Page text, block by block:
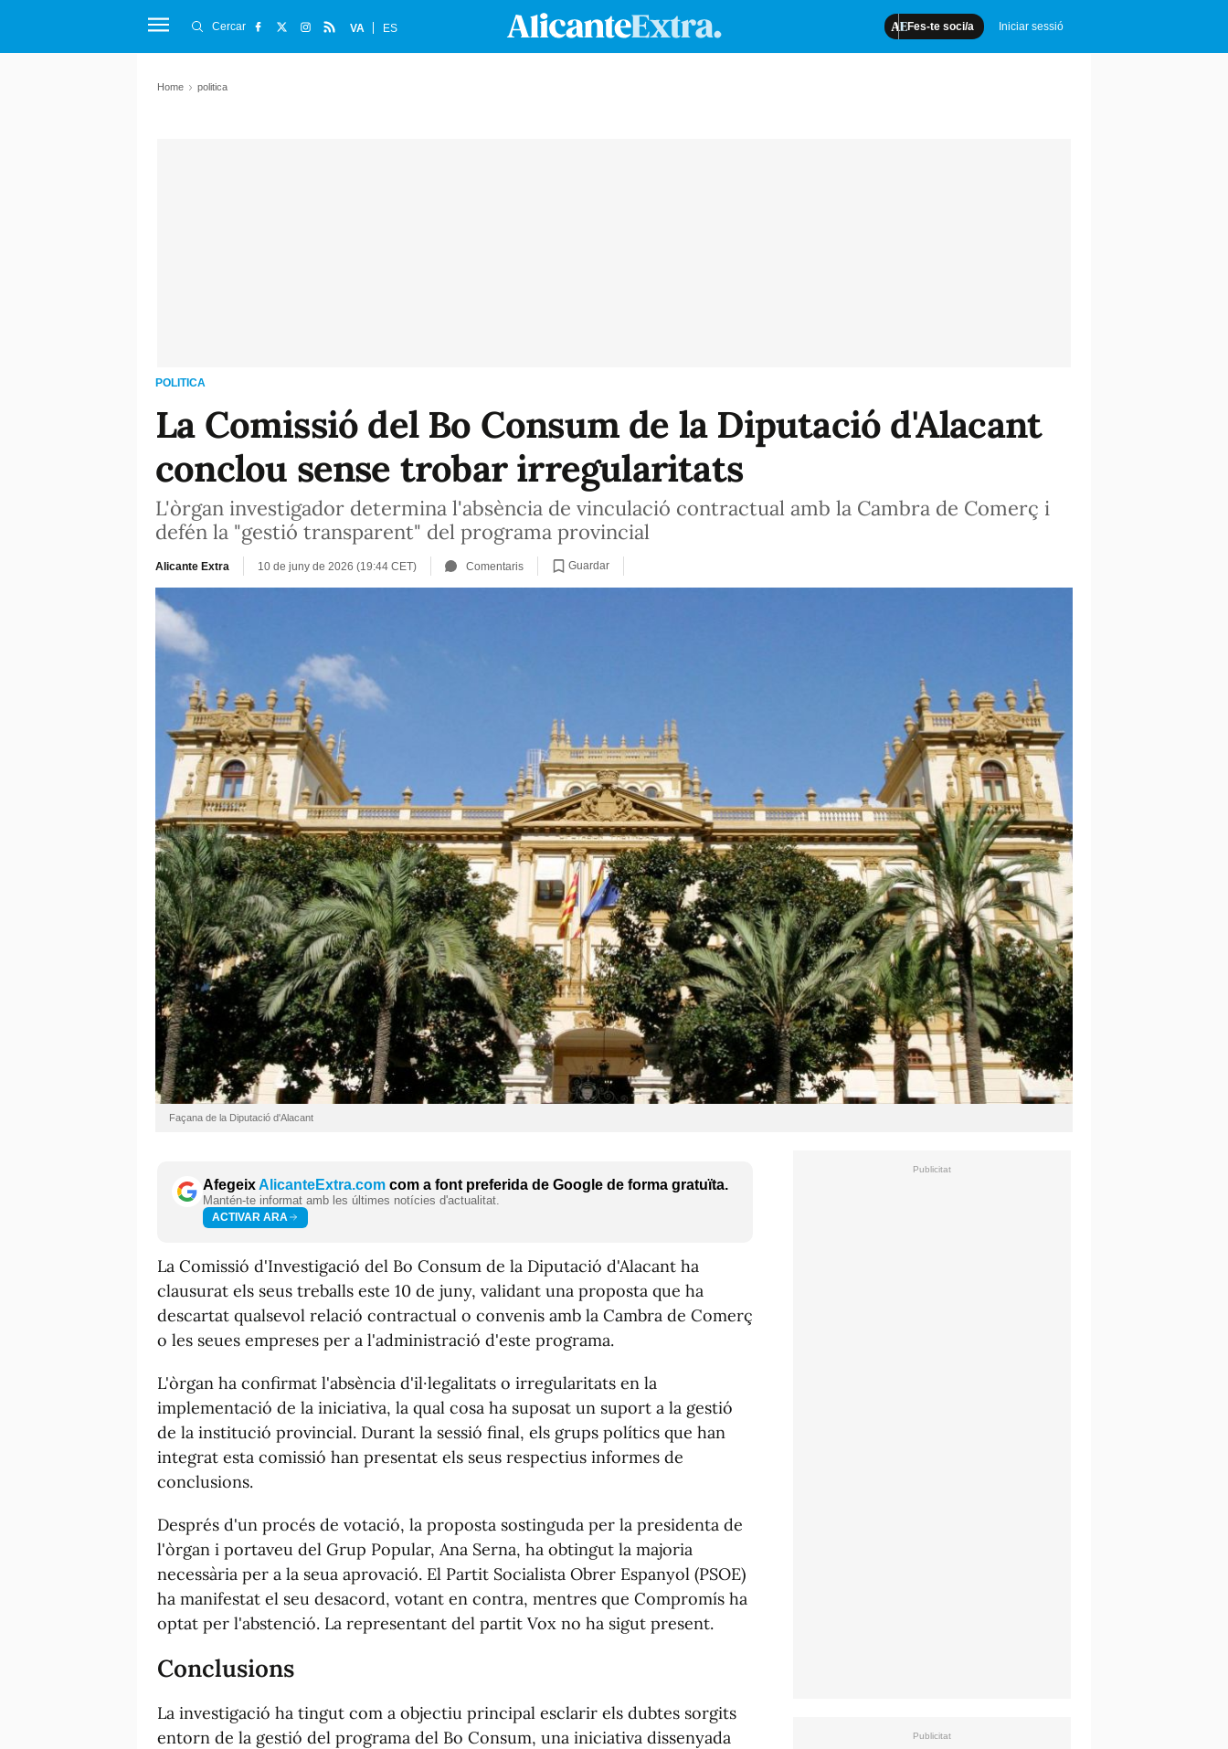
Fes-te soci/a Iniciar sessió
Cercar VA ES
Home politica
POLITICA
La Comissió del Bo Consum de la Diputació d'Alacant
conclou sense trobar irregularitats
L'òrgan investigador determina l'absència de vinculació contractual amb la Cambra de Comerç i
defén la "gestió transparent" del programa provincial
Alicante Extra 10 de juny de 2026 (19:44 CET) Comentaris Guardar
Façana de la Diputació d'Alacant
AfegeixAlicanteExtra.com com a font preferida de Google de forma gratuïta.
Mantén-te informat amb les últimes notícies d'actualitat.
ACTIVAR ARA
La Comissió d'Investigació del Bo Consum de la Diputació d'Alacant ha
clausurat els seus treballs este 10 de juny, validant una proposta que ha
descartat qualsevol relació contractual o convenis amb la Cambra de Comerç
o les seues empreses per a l'administració d'este programa.
L'òrgan ha confirmat l'absència d'il·legalitats o irregularitats en la
implementació de la iniciativa, la qual cosa ha suposat un suport a la gestió
de la institució provincial. Durant la sessió final, els grups polítics que han
integrat esta comissió han presentat els seus respectius informes de
conclusions.
Després d'un procés de votació, la proposta sostinguda per la presidenta de
l'òrgan i portaveu del Grup Popular, Ana Serna, ha obtingut la majoria
necessària per a la seua aprovació. El Partit Socialista Obrer Espanyol (PSOE)
ha manifestat el seu desacord, votant en contra, mentres que Compromís ha
optat per l'abstenció. La representant del partit Vox no ha sigut present.
Conclusions
La investigació ha tingut com a objectiu principal esclarir els dubtes sorgits
entorn de la gestió del programa del Bo Consum, una iniciativa dissenyada